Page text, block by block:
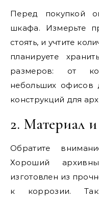
Перед покупкой
шкафа. Измерьте
стоять, и учтите
планируете
размеров: от
небольших офисов
конструкций для
2. Материал и
Обратите
Хороший
изготовлен из
к коррозии.